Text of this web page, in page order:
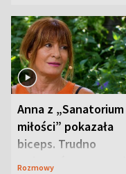
Anna z „Sanatorium
miłości” pokazała
biceps. Trudno
uwierzyć, co przeszła
Rozmowy